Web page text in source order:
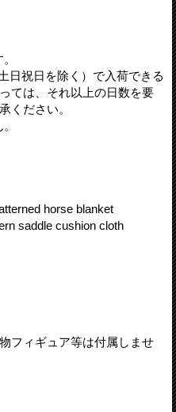
日祝日を除く）で入荷できる
ては、それ以上の日数を要
ください。
horse blanket
saddle cushion cloth
フィギュア等は付属しませ